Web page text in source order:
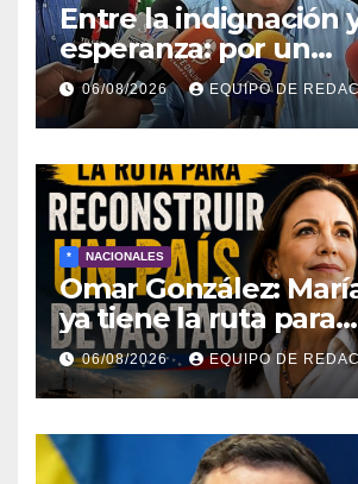
Entre la indignación
esperanza: por un
movimiento de
reconstrucción y
nacional
06/08/2026 EQUIPO DE
* NACIONALES
Omar González:
ya tiene la ruta para
reconstruir
06/08/2026 EQUIPO DE